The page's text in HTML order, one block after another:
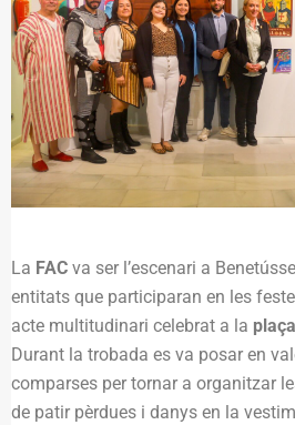
La FAC va ser l’escenari a
entitats que participaran en les
acte multitudinari celebrat a la
Durant la trobada es va posar en
comparses per tornar a organitzar
de patir pèrdues i danys en la